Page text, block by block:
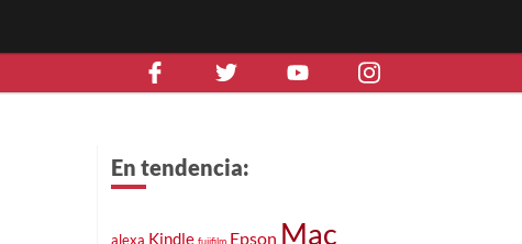
En tendencia:
alexa Kindle fujifilm Epson Mac